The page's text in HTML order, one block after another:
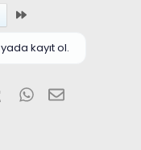
kayıt ol.
TumblrWhatsApp
E-posta